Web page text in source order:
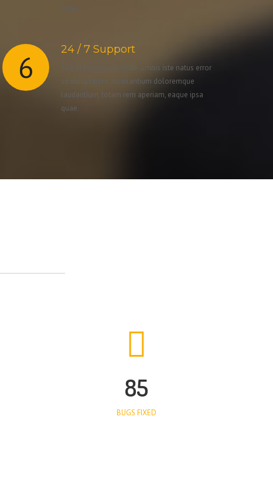
quae.
6 24 / 7 Support
Sed ut perspiciatis unde omnis iste natus error
sit voluptatem accusantium doloremque
laudantium, totam rem aperiam, eaque ipsa
quae.
85
BUGS FIXED